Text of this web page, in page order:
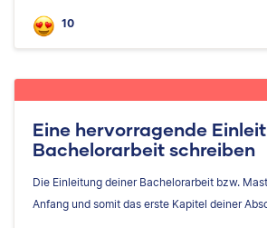
10
Eine hervorragende
Bachelorarbeit schreiben
Die Einleitung deiner Bachelorarbeit bzw.
Anfang und somit das erste Kapitel deiner